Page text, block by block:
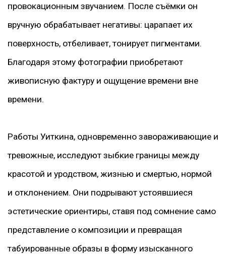
провокационным звучанием. После съёмки он
вручную обрабатывает негативы: царапает их
поверхность, отбеливает, тонирует пигментами.
Благодаря этому фотографии приобретают
живописную фактуру и ощущение времени вне
времени.
Работы Уиткина, одновременно завораживающие и
тревожные, исследуют зыбкие границы между
красотой и уродством, жизнью и смертью, нормой
и отклонением. Они подрывают устоявшиеся
эстетические ориентиры, ставя под сомнение само
представление о композиции и превращая
табуированные образы в форму изысканного